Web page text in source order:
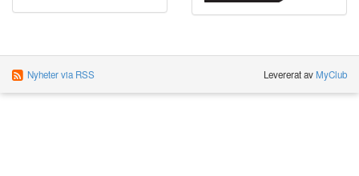
Nyheter via RSS Levererat avMyClub